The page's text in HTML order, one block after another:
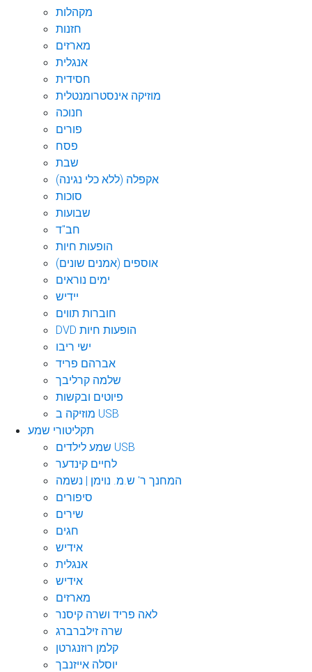
מקהלות
חזנות
מארזים
אנגלית
חסידית
מוזיקה אינסטרומנטלית
חנוכה
פורים
פסח
שבת
אקפלה (ללא כלי נגינה)
סוכות
שבועות
חב"ד
הופעות חיות
אוספים (אמנים שונים)
ימים נוראים
יידיש
חוברות תווים
DVD הופעות חיות
ישי ריבו
אברהם פריד
שלמה קרליבך
פיוטים ובקשות
מוזיקה ב USB
תקליטורי שמע
שמע לילדים USB
לחיים קינדער
המחנך ר' ש.מ. נוימן | נשמה
סיפורים
שירים
חגים
אידיש
אנגלית
אידיש
מארזים
לאה פריד ושרה קיסנר
שרה זילברברג
קלמן רוזנגרטן
יוסלה אייזנבך